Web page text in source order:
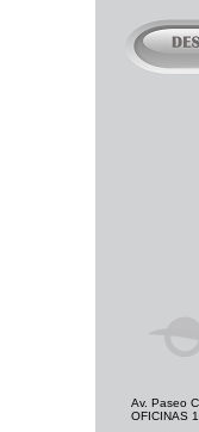
Av. Paseo
OFICINAS